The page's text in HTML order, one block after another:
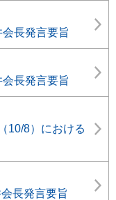
長発言要旨
長発言要旨
10/8）における
長発言要旨